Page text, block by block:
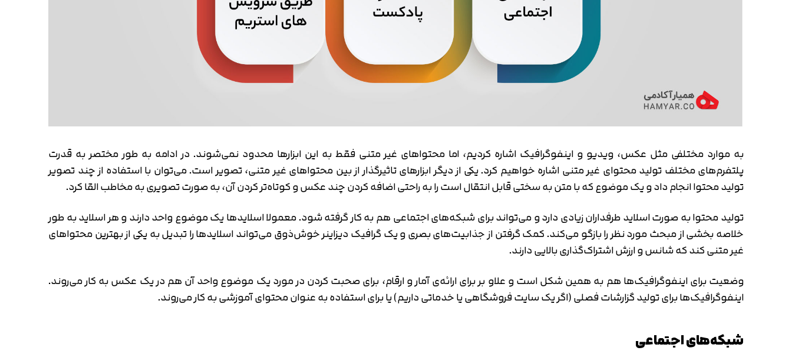
به موارد مختلفی مثل عکس، ویدیو و اینفوگرافیک اشاره کردیم، اما محتواهای غیر متنی فقط به این ابزارها محدود نمی‌شوند. در ادامه به طور مختصر به قدرت
پلتفرم‌های مختلف تولید محتوای غیر متنی اشاره خواهیم کرد. یکی از دیگر ابزارهای تاثیرگذار از بین محتواهای غیر متنی، تصویر است. می‌توان با استفاده از چند تصویر
تولید محتوا انجام داد و یک موضوع که با متن به سختی قابل انتقال است را به راحتی اضافه کردن چند عکس و کوتاه‌تر کردن آن، به صورت تصویری به مخاطب القا کرد.
تولید محتوا به صورت اسلاید طرفداران زیادی دارد و می‌تواند برای شبکه‌های اجتماعی هم به کار گرفته شود. معمولا اسلایدها یک موضوع واحد دارند و هر اسلاید به طور
خلاصه بخشی از مبحث مورد نظر را بازگو می‌کند. کمک گرفتن از جذابیت‌های بصری و یک گرافیک دیزاینر خوش‌ذوق می‌تواند اسلایدها را تبدیل به یکی از بهترین محتواهای
غیر متنی کند که شانس و ارزش اشتراک‌گذاری بالایی دارند.
وضعیت برای اینفوگرافیک‌ها هم به همین شکل است و علاو بر برای ارائه‌ی آمار و ارقام، برای صحبت کردن در مورد یک موضوع واحد آن هم در یک عکس به کار می‌روند.
اینفوگرافیک‌ها برای تولید گزارشات فصلی (اگر یک سایت فروشگاهی یا خدماتی داریم) یا برای استفاده به عنوان محتوای آموزشی به کار می‌روند.
شبکه‌های اجتماعی